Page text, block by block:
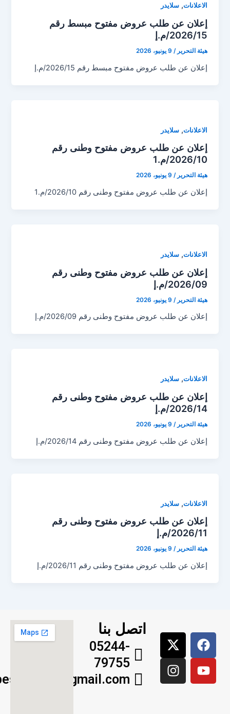
الاعلانات,سلايدر
إعلان عن طلب عروض مفتوح مبسط رقم
2026/15/م.إ
هيئة التحرير/ 9 يونيو، 2026
إعلان عن طلب عروض مفتوح مبسط رقم 2026/15/م.إ
الاعلانات,سلايدر
إعلان عن طلب عروض مفتوح وطنى رقم
2026/10/م.1
هيئة التحرير/ 9 يونيو، 2026
إعلان عن طلب عروض مفتوح وطنى رقم 2026/10/م.1
الاعلانات,سلايدر
إعلان عن طلب عروض مفتوح وطنى رقم
2026/09/م.إ
هيئة التحرير/ 9 يونيو، 2026
إعلان عن طلب عروض مفتوح وطنى رقم 2026/09/م.إ
الاعلانات,سلايدر
إعلان عن طلب عروض مفتوح وطنى رقم
2026/14/م.إ
هيئة التحرير/ 9 يونيو، 2026
إعلان عن طلب عروض مفتوح وطنى رقم 2026/14/م.إ
الاعلانات,سلايدر
إعلان عن طلب عروض مفتوح وطنى رقم
2026/11/م.إ
هيئة التحرير/ 9 يونيو، 2026
إعلان عن طلب عروض مفتوح وطنى رقم 2026/11/م.إ
F
a
c
e
X
-
t
w
Y
o
u
t
I
n
s
t
اتصل بنا
05244-
79755